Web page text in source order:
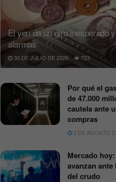
El yen da un giro inesperado
alarmas
30 DE JULIO DE 2026 723
Por qué el
de 47.000
cautela ante
compras
2 DE AGOSTO
Mercado
avanzan
del crudo